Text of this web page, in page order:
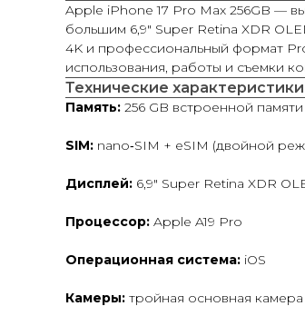
Apple iPhone 17 Pro Max 256GB —
большим 6,9″ Super Retina XDR
4K и профессиональный формат
использования, работы и съемки
Технические характеристики
Память: 256 GB встроенной памяти
SIM: nano‑SIM + eSIM (двойной
Дисплей: 6,9″ Super Retina XDR
Процессор: Apple A19 Pro
Операционная система: iOS
Камеры: тройная основная